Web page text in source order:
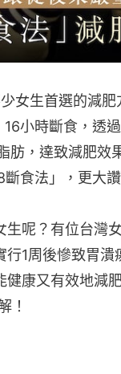
女生首選的減
小時斷食，透
肪，達致減肥效
食法」，更大
呢？有位台灣
1周後慘致胃潰
康又有效地減
！